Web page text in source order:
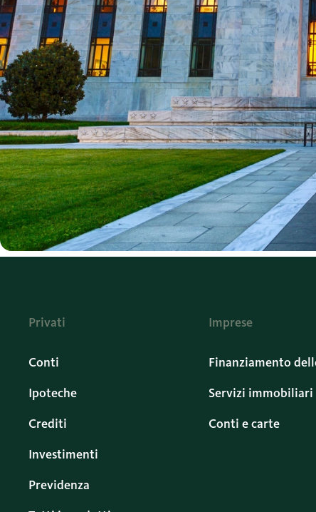
Privati
Conti
Ipoteche
Crediti
Investimenti
Previdenza
Imprese
Finanziamento
Servizi immobiliari
Conti e carte